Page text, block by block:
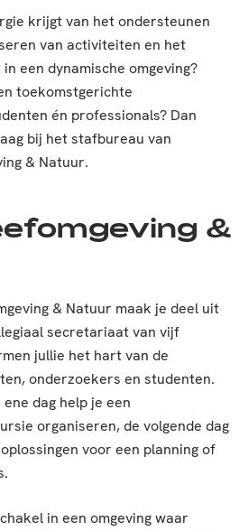
krijgt van het ondersteunen
van activiteiten en het
een dynamische omgeving?
toekomstgerichte
én professionals? Dan
bij het stafbureau van
& Natuur.
&
& Natuur maak je deel uit
secretariaat van vijf
jullie het hart van de
onderzoekers en studenten.
dag help je een
organiseren, de volgende dag
voor een planning of
in een omgeving waar